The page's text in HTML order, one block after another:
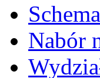
Nabór